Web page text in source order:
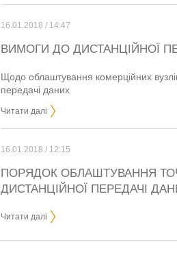
16.01.2018 / 14:47
ВИМОГИ ДО ДИСТАНЦІЙНОЇ
Щодо облаштування комерційних
передачі даних
Читати далі
16.01.2018 / 12:15
ПОРЯДОК ОБЛАШТУВАННЯ
ДИСТАНЦІЙНОЇ ПЕРЕДАЧІ
Читати далі